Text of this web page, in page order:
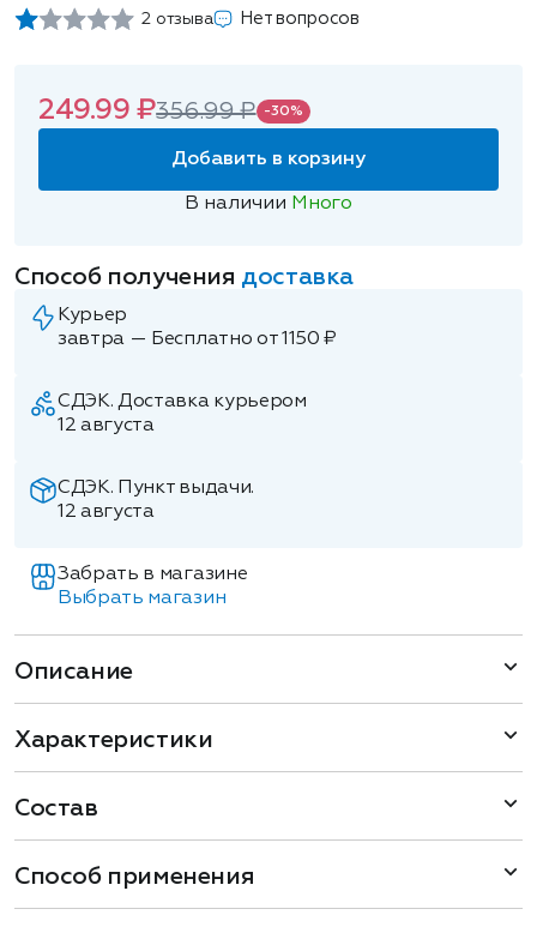
2 отзыва Нет вопросов
249.99 ₽356.99 ₽ -30%
Добавить в корзину
В наличии Много
Способ получения доставка
Курьер
завтра — Бесплатно от 1150 ₽
СДЭК. Доставка курьером
12 августа
СДЭК. Пункт выдачи.
12 августа
Забрать в магазине
Выбрать магазин
Описание
Характеристики
Состав
Способ применения